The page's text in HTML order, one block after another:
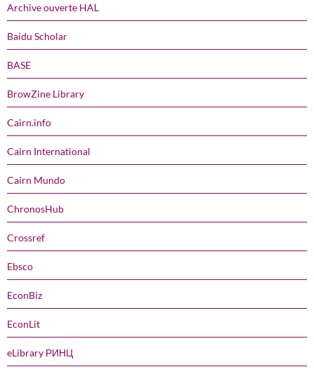
Archive ouverte HAL
Baidu Scholar
BASE
BrowZine Library
Cairn.info
Cairn International
Cairn Mundo
ChronosHub
Crossref
Ebsco
EconBiz
EconLit
eLibrary РИНЦ